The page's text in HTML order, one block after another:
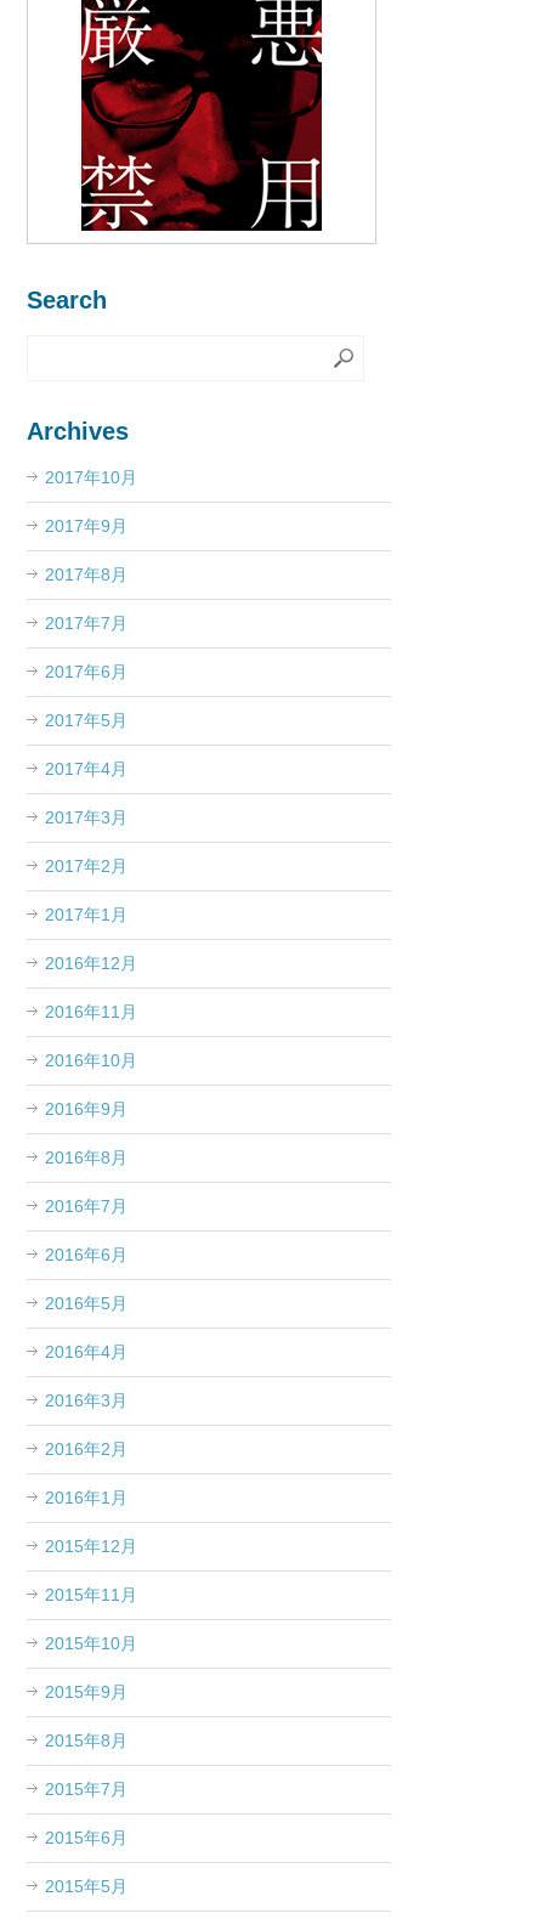
Search
Archives
2017年10月
2017年9月
2017年8月
2017年7月
2017年6月
2017年5月
2017年4月
2017年3月
2017年2月
2017年1月
2016年12月
2016年11月
2016年10月
2016年9月
2016年8月
2016年7月
2016年6月
2016年5月
2016年4月
2016年3月
2016年2月
2016年1月
2015年12月
2015年11月
2015年10月
2015年9月
2015年8月
2015年7月
2015年6月
2015年5月